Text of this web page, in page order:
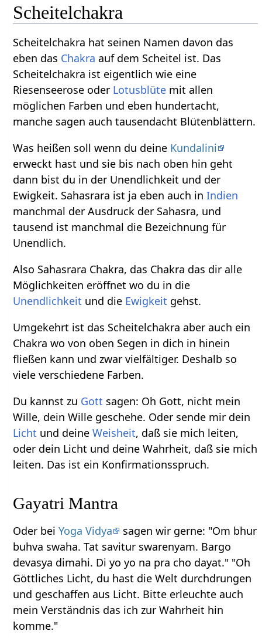
Scheitelchakra
Scheitelchakra hat seinen Namen davon das
eben das Chakra auf dem Scheitel ist. Das
Scheitelchakra ist eigentlich wie eine
Riesenseerose oder Lotusblüte mit allen
möglichen Farben und eben hundertacht,
manche sagen auch tausendacht Blütenblättern.
Was heißen soll wenn du deine Kundalini
erweckt hast und sie bis nach oben hin geht
dann bist du in der Unendlichkeit und der
Ewigkeit. Sahasrara ist ja eben auch inIndien
manchmal der Ausdruck der Sahasra, und
tausend ist manchmal die Bezeichnung für
Unendlich.
Also Sahasrara Chakra, das Chakra das dir alle
Möglichkeiten eröffnet wo du in die
Unendlichkeit und die Ewigkeit gehst.
Umgekehrt ist das Scheitelchakra aber auch ein
Chakra wo von oben Segen in dich in hinein
fließen kann und zwar vielfältiger. Deshalb so
viele verschiedene Farben.
Du kannst zu Gott sagen: Oh Gott, nicht mein
Wille, dein Wille geschehe. Oder sende mir dein
Licht und deineWeisheit, daß sie mich leiten,
oder dein Licht und deine Wahrheit, daß sie mich
leiten. Das ist ein Konfirmationsspruch.
Gayatri Mantra
Oder beiYoga Vidya
sagen wir gerne: "Om bhur
buhva swaha. Tat savitur swarenyam. Bargo
devasya dimahi. Di yo yo na pra cho dayat." "Oh
Göttliches Licht, du hast die Welt durchdrungen
und geschaffen aus Licht. Bitte erleuchte auch
mein Verständnis das ich zur Wahrheit hin
komme."